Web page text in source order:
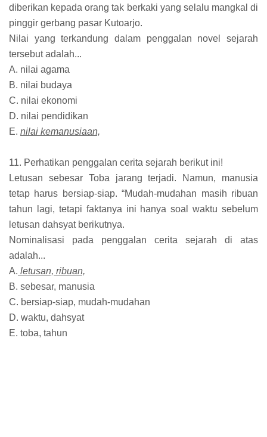
diberikan kepada orang tak berkaki yang selalu mangkal di
pinggir gerbang pasar Kutoarjo.
Nilai yang terkandung dalam penggalan novel sejarah
tersebut adalah...
A. nilai agama
B. nilai budaya
C. nilai ekonomi
D. nilai pendidikan
E. nilai kemanusiaan,
11. Perhatikan penggalan cerita sejarah berikut ini!
Letusan sebesar Toba jarang terjadi. Namun, manusia
tetap harus bersiap-siap. “Mudah-mudahan masih ribuan
tahun lagi, tetapi faktanya ini hanya soal waktu sebelum
letusan dahsyat berikutnya.
Nominalisasi pada penggalan cerita sejarah di atas
adalah...
A. letusan, ribuan,
B. sebesar, manusia
C. bersiap-siap, mudah-mudahan
D. waktu, dahsyat
E. toba, tahun